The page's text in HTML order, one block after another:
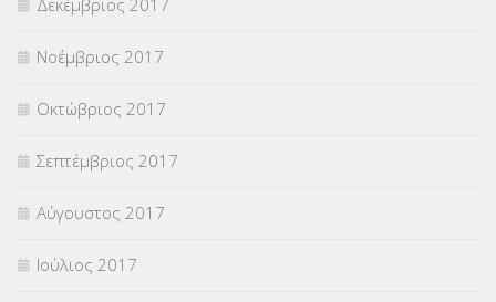
Δεκέμβριος 2017
Νοέμβριος 2017
Οκτώβριος 2017
Σεπτέμβριος 2017
Αύγουστος 2017
Ιούλιος 2017